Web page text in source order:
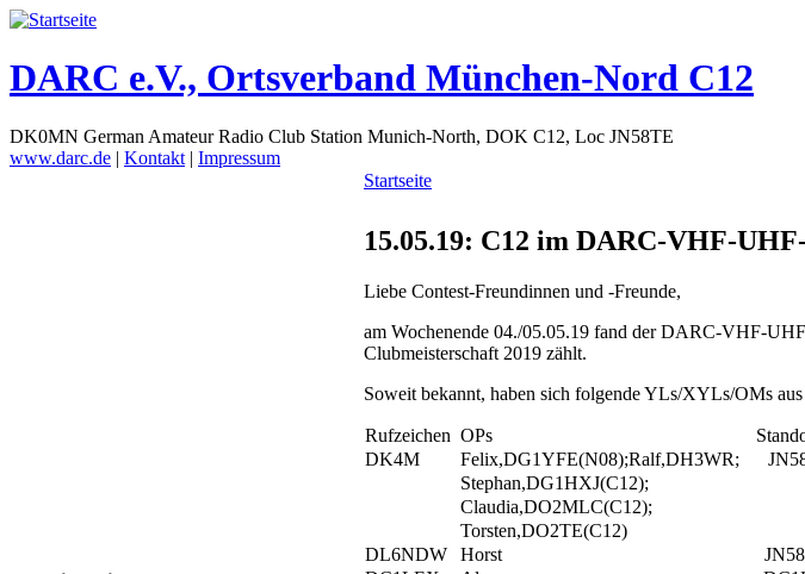
DARC e.V., Ortsverband München-Nord C12
DK0MN German Amateur Radio Club Station Munich-North, DOK C12, Loc JN58TE
www.darc.de | Kontakt | Impressum
Startseite
15.05.19: C12 im DARC-VHF-
Liebe Contest-Freundinnen und -Freunde,
am Wochenende 04./05.05.19 fand der DARC-VHF-
Clubmeisterschaft 2019 zählt.
Soweit bekannt, haben sich folgende YLs/XYLs/OMs
Rufzeichen OPs
DK4M
Felix,DG1YFE(N08);Ralf,DH3WR;
Stephan,DG1HXJ(C12);
Claudia,DO2MLC(C12);
Torsten,DO2TE(C12)
DL6NDW
Horst